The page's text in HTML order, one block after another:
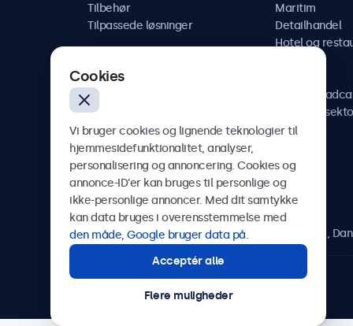
Tilbehør
Tilpassede løsninger
Maritim
Detailhandel
Hotel og
AV og
Beetronics
Herstedøstervej 27-29, unit A, 2620 Albertslund,
Cookies
Vi bruger cookies og lignende teknologier til
hjemmesidefunktionalitet, analyser,
personalisering og annoncering. Cookies og
annonce-ID’er kan bruges til personlige og
ikke-personlige annoncer. Med dit samtykke
kan data bruges i overensstemmelse med
den måde, Google bruger data på.
Acceptér alle
Flere muligheder